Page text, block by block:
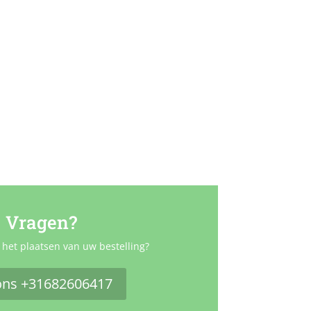
Vragen?
plaatsen van uw bestelling?
+31682606417